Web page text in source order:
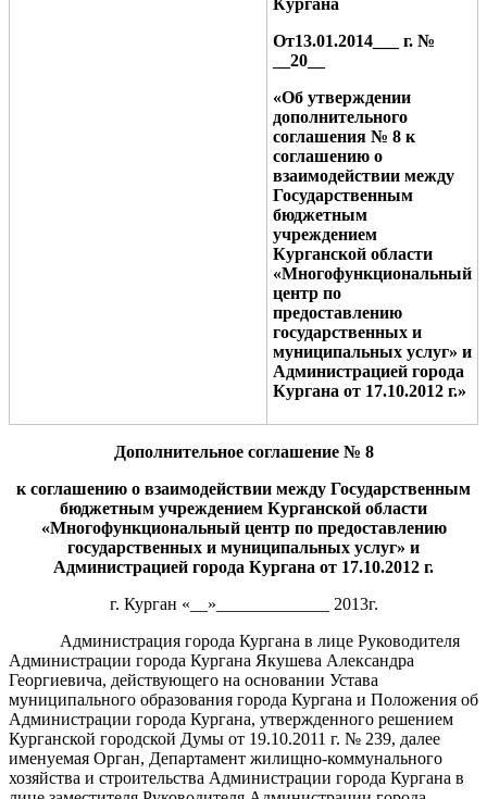
От13.01.2014 ___ г. №
20
«Об утверждении
дополнительного
соглашения № 8 к
соглашению о
взаимодействии между
Государственным
бюджетным
учреждением
Курганской области
«Многофункциональный
центр по
предоставлению
государственных и
муниципальных услуг» и
Администрацией города
Кургана от 17.10.2012 г.»
Дополнительное соглашение № 8
к соглашению о взаимодействии между Государственным
бюджетным учреждением Курганской области
«Многофункциональный центр по предоставлению
государственных и муниципальных услуг» и
Администрацией города Кургана от 17.10.2012 г.
г. Курган «__»_____________ 2013г.
Администрация города Кургана в лице Руководителя
Администрации города Кургана Якушева Александра
Георгиевича, действующего на основании Устава
муниципального образования города Кургана и Положения об
Администрации города Кургана, утвержденного решением
Курганской городской Думы от 19.10.2011 г. № 239, далее
именуемая Орган, Департамент жилищно-коммунального
хозяйства и строительства Администрации города Кургана в